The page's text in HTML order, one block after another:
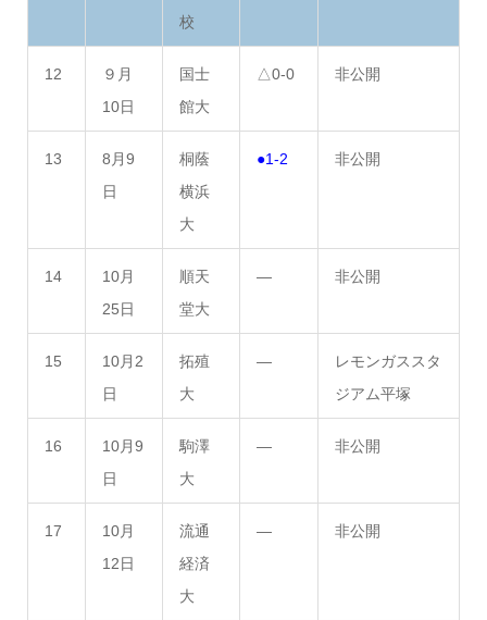
校
12
９月
10日
国士
館大
△0-0 非公開
13
8月9
日
桐蔭
横浜
大
●1-2 非公開
14
10月
25日
順天
堂大
― 非公開
15
10月2
日
拓殖
大
―
レモンガススタ
ジアム平塚
16
10月9
日
駒澤
大
― 非公開
17
10月
12日
流通
経済
大
― 非公開